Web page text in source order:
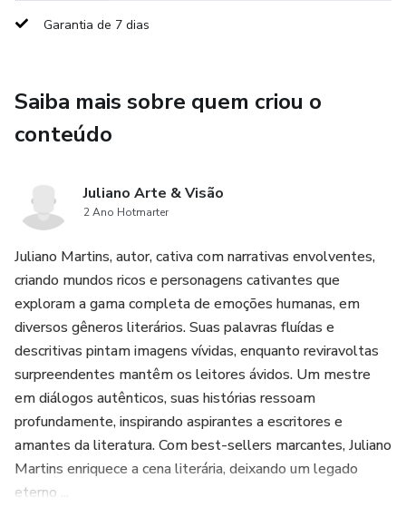
derreterem e sua confiança explodir.
de maneira saudável e deliciosa, deixando para trás dietas
restritivas e abraçando um estilo de vida sustentável.
metabolismo para queimar gordura de forma constante,
mesmo enquanto você descansa.
Chame a Atenção para Mudar Sua Vida:
🚀 Oportunidade Única: Esta é a oportunidade que você
esperava para finalmente conquistar o corpo dos seus
sonhos e a confiança que merece.
👙 Autoestima Inabalável: Imagine-se com uma
autoestima inabalável, pronto para enfrentar qualquer
desafio que a vida lhe apresentar.
💪 Força de Vontade Fortalecida: Este livro vai fortalecer
Garantia de 7 dias
Saiba mais sobre quem criou o
conteúdo
Juliano Arte & Visão
2 Ano Hotmarter
Juliano Martins, autor, cativa com narrativas envolventes,
criando mundos ricos e personagens cativantes que
exploram a gama completa de emoções humanas, em
diversos gêneros literários. Suas palavras fluídas e
descritivas pintam imagens vívidas, enquanto reviravoltas
surpreendentes mantêm os leitores ávidos. Um mestre
em diálogos autênticos, suas histórias ressoam
profundamente, inspirando aspirantes a escritores e
amantes da literatura. Com best-sellers marcantes, Juliano
Martins enriquece a cena literária, deixando um legado
eterno ...